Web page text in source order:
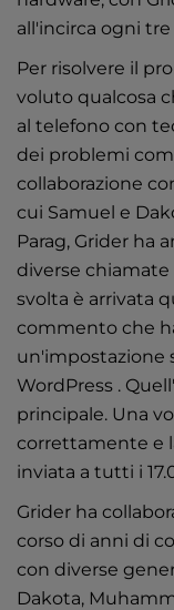
all'incirca ogni tre
Per risolvere il
voluto qualcosa
al telefono con
dei problemi
collaborazione
cui Samuel e
Parag, Grider ha
diverse chiamate
svolta è arrivata
commento che
un'impostazione
WordPress .
principale. Una
correttamente e
inviata a tutti i
Grider ha
corso di anni di
con diverse
Dakota,